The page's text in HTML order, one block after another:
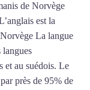
de Norvège
est la
La langue
langues
et au suédois. Le
près de 95% de